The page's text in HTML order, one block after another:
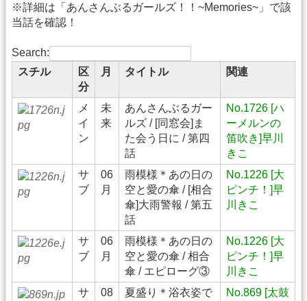
※詳細は「あんさんぶるガールズ！！~Memories~」で該
当話を確認！
Search:
スチル
区
分
月 タイトル 関連
メ
イ
ン
未
来
あんさんぶるガー
ルズ / [同窓会]ま
た会う日に / 第四
話
No.1726 [ハ
ーメルンの
笛吹き]早川
きこ
サ
ブ
06
月
雨模様＊あの日の
空と愛の傘 / [相合
傘]大雨警報 / 第五
話
No.1226 [大
ピンチ！]早
川きこ
サ
ブ
06
月
雨模様＊あの日の
空と愛の傘 / 相合
傘 / エピローグ③
No.1226 [大
ピンチ！]早
川きこ
サ
08
夏盛り＊浴衣姿で
No.869 [太鼓